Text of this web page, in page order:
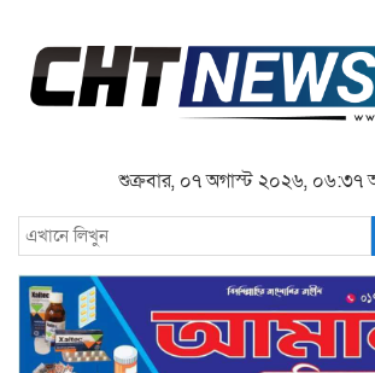
শুক্রবার, ০৭ অগাস্ট ২০২৬, ০৬:৩৭